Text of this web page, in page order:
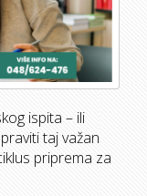
ispita – ili
taj važan
priprema za